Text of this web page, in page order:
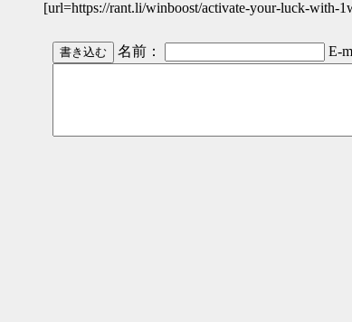
[url=https://rant.li/winboost/activate-your-luck-with-
名前： E-